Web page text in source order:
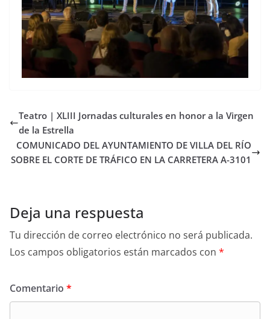
Teatro | XLIII Jornadas culturales en honor a la Virgen
de la Estrella
COMUNICADO DEL AYUNTAMIENTO DE VILLA DEL RÍO
SOBRE EL CORTE DE TRÁFICO EN LA CARRETERA A-3101
Deja una respuesta
Tu dirección de correo electrónico no será publicada.
Los campos obligatorios están marcados con *
Comentario *